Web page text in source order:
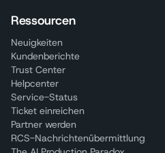
Ressourcen
Neuigkeiten
Kundenberichte
Trust Center
Helpcenter
Service-Status
Ticket einreichen
Partner werden
RCS-Nachrichtenübermittlung